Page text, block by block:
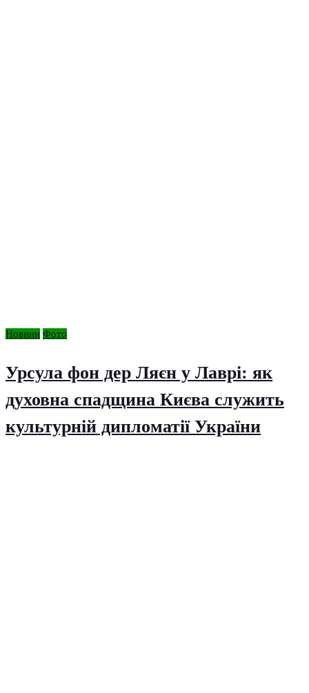
Новини Фото
Урсула фон дер Ляєн у Лаврі: як
духовна спадщина Києва служить
культурній дипломатії України